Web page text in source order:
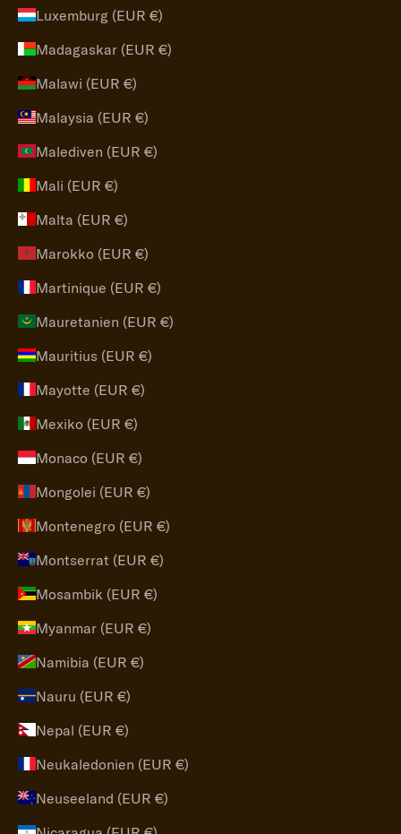
Luxemburg (EUR €)
Madagaskar (EUR €)
Malawi (EUR €)
Malaysia (EUR €)
Malediven (EUR €)
Mali (EUR €)
Malta (EUR €)
Marokko (EUR €)
Martinique (EUR €)
Mauretanien (EUR €)
Mauritius (EUR €)
Mayotte (EUR €)
Mexiko (EUR €)
Monaco (EUR €)
Mongolei (EUR €)
Montenegro (EUR €)
Montserrat (EUR €)
Mosambik (EUR €)
Myanmar (EUR €)
Namibia (EUR €)
Nauru (EUR €)
Nepal (EUR €)
Neukaledonien (EUR €)
Neuseeland (EUR €)